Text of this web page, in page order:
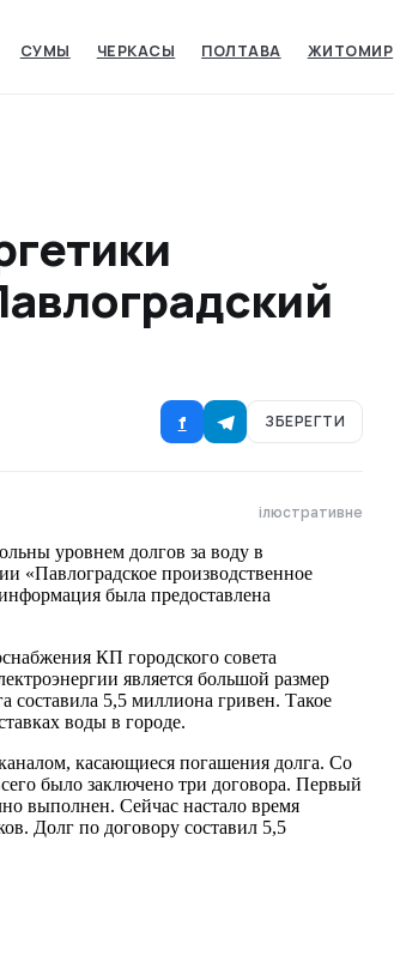
СУМЫ‎ ЧЕРКАСЫ‎ ПОЛТАВА ЖИТОМИР
f ЗБЕРЕГТИ
ілюстративне
уровнем долгов за воду в
«Павлоградское производственное
была предоставлена
КП городского совета
является большой размер
составила 5,5 миллиона гривен. Такое
воды в городе.
касающиеся погашения долга. Со
было заключено три договора. Первый
выполнен. Сейчас настало время
Долг по договору составил 5,5